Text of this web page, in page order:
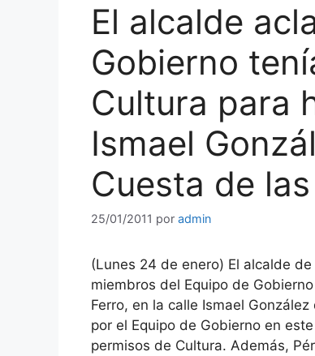
El alcalde
Gobierno
Cultura para
Ismael
Cuesta de
25/01/2011 por admin
(Lunes 24 de enero) El alcalde
miembros del Equipo de
Ferro, en la calle Ismael
por el Equipo de Gobierno en
permisos de Cultura. Además,